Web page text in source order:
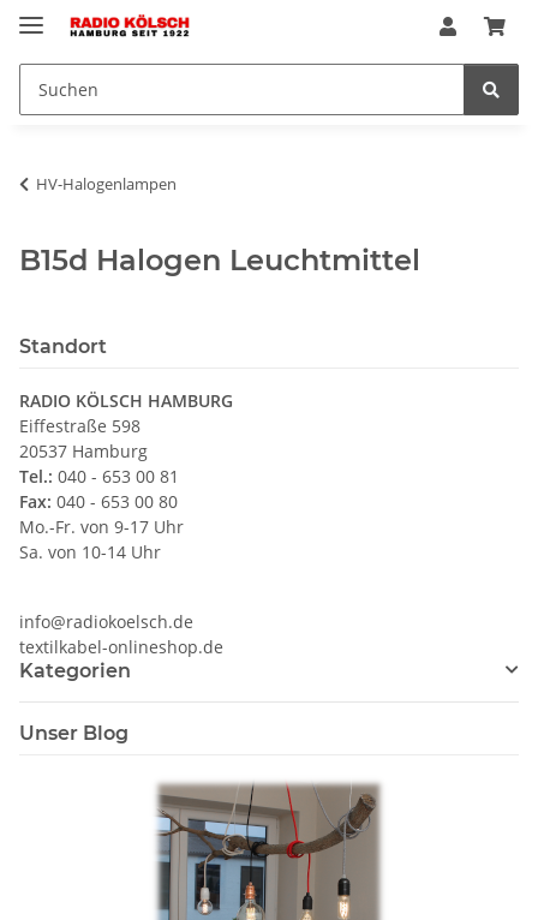
HV-Halogenlampen
B15d Halogen Leuchtmittel
Standort
RADIO KÖLSCH HAMBURG
Eiffestraße 598
20537 Hamburg
Tel.: 040 - 653 00 81
Fax: 040 - 653 00 80
Mo.-Fr. von 9-17 Uhr
Sa. von 10-14 Uhr
info@radiokoelsch.de
textilkabel-onlineshop.de
Kategorien
Unser Blog